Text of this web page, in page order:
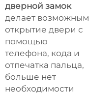
дверной замок
делает возможным
открытие двери с
помощью
телефона, кода и
отпечатка пальца,
больше нет
необходимости